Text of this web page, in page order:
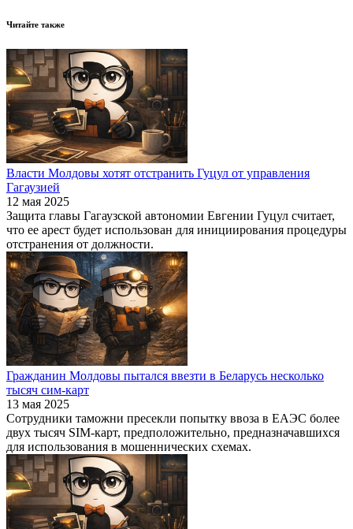
Читайте также
Власти Молдовы хотят отстранить Гуцул от управления
Гагаузией
12 мая 2025
Защита главы Гагаузской автономии Евгении Гуцул считает,
что ее арест будет использован для инициирования процедуры
отстранения от должности.
Гражданин Молдовы пытался ввезти в Беларусь несколько
тысяч сим-карт
13 мая 2025
Сотрудники таможни пресекли попытку ввоза в ЕАЭС более
двух тысяч SIM-карт, предположительно, предназначавшихся
для использования в мошеннических схемах.